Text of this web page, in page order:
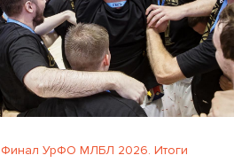
Финал УрФО МЛБЛ 2026. Итоги